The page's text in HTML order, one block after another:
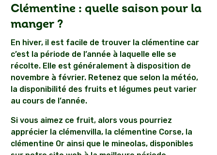
Clémentine : quelle saison pour la
manger ?
En hiver, il est facile de trouver la clémentine car
c’est la période de l’année à laquelle elle se
récolte. Elle est généralement à disposition de
novembre à février. Retenez que selon la météo,
la disponibilité des fruits et légumes peut varier
au cours de l’année.
Si vous aimez ce fruit, alors vous pourriez
apprécier la clémenvilla, la clémentine Corse, la
clémentine Or ainsi que le mineolas, disponibles